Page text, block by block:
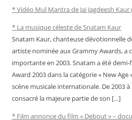
* Vidéo Mul Mantra de Jai Jagdeesh
* La musique céleste de Snatam Kaur
Snatam Kaur, chanteuse dévotionnelle
artiste nominée aux Grammy Awards, a
importante en 2003. Snatam a été
Award 2003 dans la catégorie « New Age
scène musicale internationale. De 2003 à
consacré la majeure partie de son […]
* Film annonce du film « Debout » –